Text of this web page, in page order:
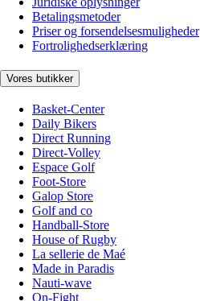
Betalingsmetoder
Priser og forsendelsesmuligheder
Fortrolighedserklæring
Vores butikker
Basket-Center
Daily Bikers
Direct Running
Direct-Volley
Espace Golf
Foot-Store
Galop Store
Golf and co
Handball-Store
House of Rugby
La sellerie de Maé
Made in Paradis
Nauti-wave
On-Fight